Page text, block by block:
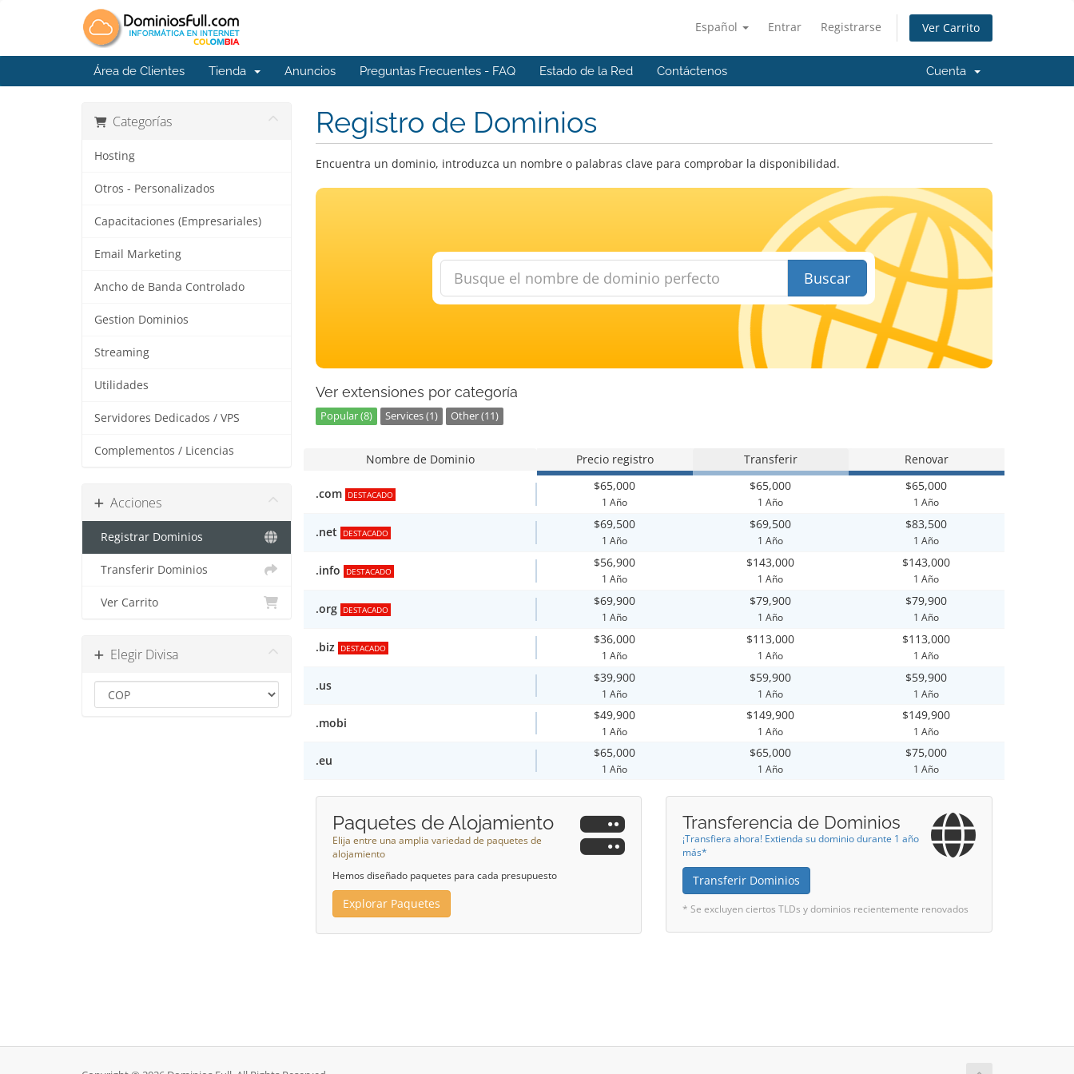
Español Entrar Registrarse Ver Carrito
Área de Clientes Tienda Anuncios Preguntas Frecuentes - FAQ Estado de la Red Contáctenos Cuenta
Categorías
Hosting
Otros - Personalizados
Capacitaciones (Empresariales)
Email Marketing
Ancho de Banda Controlado
Gestion Dominios
Streaming
Utilidades
Servidores Dedicados / VPS
Complementos / Licencias
Acciones
Registrar Dominios
Transferir Dominios
Ver Carrito
Elegir Divisa
Registro de Dominios
Encuentra un dominio, introduzca un nombre o palabras clave para comprobar la disponibilidad.
Buscar
Ver extensiones por categoría
Popular (8) Services (1) Other (11)
Nombre de Dominio Precio registro Transferir Renovar
.com DESTACADO
$65,000
1 Año
$65,000
1 Año
$65,000
1 Año
.net DESTACADO
$69,500
1 Año
$69,500
1 Año
$83,500
1 Año
.info DESTACADO
$56,900
1 Año
$143,000
1 Año
$143,000
1 Año
.org DESTACADO
$69,900
1 Año
$79,900
1 Año
$79,900
1 Año
.biz DESTACADO
$36,000
1 Año
$113,000
1 Año
$113,000
1 Año
.us
$39,900
1 Año
$59,900
1 Año
$59,900
1 Año
.mobi
$49,900
1 Año
$149,900
1 Año
$149,900
1 Año
.eu
$65,000
1 Año
$65,000
1 Año
$75,000
1 Año
Paquetes de Alojamiento
Elija entre una amplia variedad de paquetes de
alojamiento
Hemos diseñado paquetes para cada presupuesto
Explorar Paquetes
Transferencia de Dominios
¡Transfiera ahora! Extienda su dominio durante 1 año
más*
Transferir Dominios
* Se excluyen ciertos TLDs y dominios recientemente renovados